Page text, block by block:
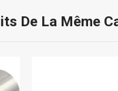
De La Même